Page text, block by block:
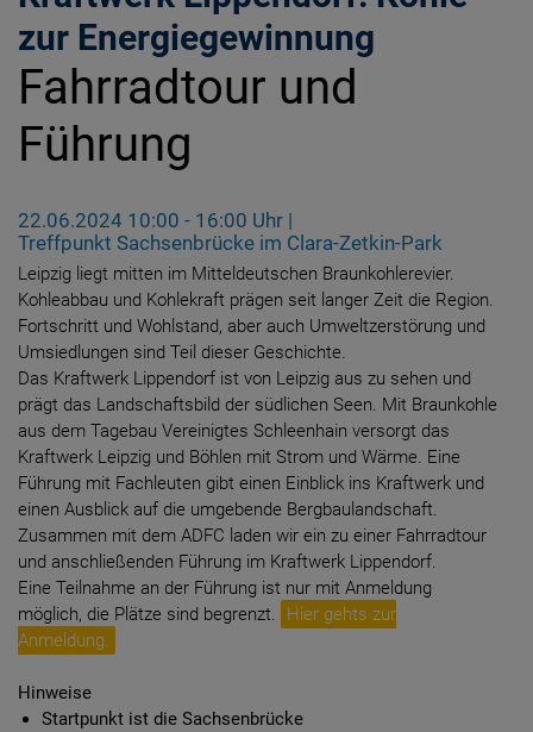
zur Energiegewinnung
Fahrradtour und
Führung
22.06.2024 10:00 - 16:00 Uhr |
Treffpunkt Sachsenbrücke im Clara-Zetkin-Park
Leipzig liegt mitten im Mitteldeutschen Braunkohlerevier.
Kohleabbau und Kohlekraft prägen seit langer Zeit die Region.
Fortschritt und Wohlstand, aber auch Umweltzerstörung und
Umsiedlungen sind Teil dieser Geschichte.
Das Kraftwerk Lippendorf ist von Leipzig aus zu sehen und
prägt das Landschaftsbild der südlichen Seen. Mit Braunkohle
aus dem Tagebau Vereinigtes Schleenhain versorgt das
Kraftwerk Leipzig und Böhlen mit Strom und Wärme. Eine
Führung mit Fachleuten gibt einen Einblick ins Kraftwerk und
einen Ausblick auf die umgebende Bergbaulandschaft.
Zusammen mit dem ADFC laden wir ein zu einer Fahrradtour
und anschließenden Führung im Kraftwerk Lippendorf.
Eine Teilnahme an der Führung ist nur mit Anmeldung
möglich, die Plätze sind begrenzt.
Hier gehts zur
Anmeldung.
Hinweise
Startpunkt ist die Sachsenbrücke